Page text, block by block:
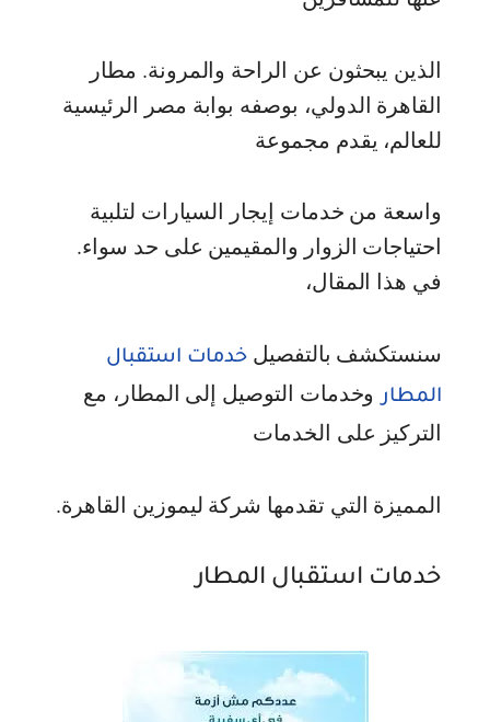
الذين يبحثون عن الراحة والمرونة. مطار
القاهرة الدولي، بوصفه بوابة مصر الرئيسية
للعالم، يقدم مجموعة
واسعة من خدمات إيجار السيارات لتلبية
احتياجات الزوار والمقيمين على حد سواء.
في هذا المقال،
سنستكشف بالتفصيل خدمات استقبال
المطار وخدمات التوصيل إلى المطار، مع
التركيز على الخدمات
المميزة التي تقدمها شركة ليموزين القاهرة.
خدمات استقبال المطار